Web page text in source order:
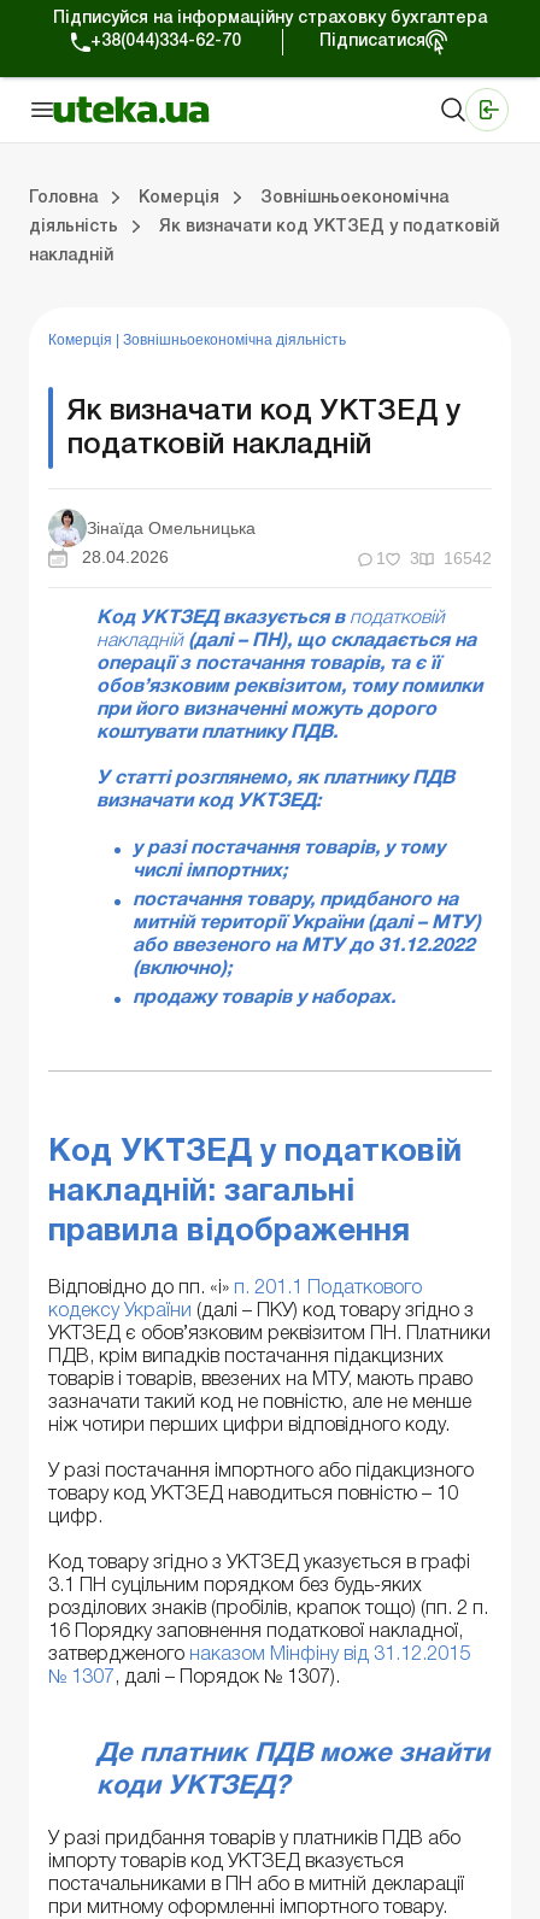
Підписуйся на інформаційну страховку бухгалтера
+38(044)334-62-70
Підписатися
Головна Комерція
Зовнішньоекономічна
діяльність
Як визначати код УКТЗЕД у податковій
накладній
Комерція Зовнішньоекономічна діяльність
Як визначати код УКТЗЕД у
податковій накладній
Зінаїда Омельницька
28.04.2026
1 3 16542
Код УКТЗЕД вказується в податковій
накладній(далі – ПН), що складається на
операції з постачання товарів, та є її
обов’язковим реквізитом, тому помилки
при його визначенні можуть дорого
коштувати платнику ПДВ.
У статті розглянемо, як платнику ПДВ
визначати код УКТЗЕД:
у разі постачання товарів, у тому
числі імпортних;
постачання товару, придбаного на
митній території України (далі – МТУ)
або ввезеного на МТУ до 31.12.2022
(включно);
продажу товарів у наборах.
Код УКТЗЕД у податковій
накладній: загальні
правила відображення
Відповідно до пп. «і» п. 201.1 Податкового
кодексу України (далі – ПКУ) код товару згідно з
УКТЗЕД є обов’язковим реквізитом ПН. Платники
ПДВ, крім випадків постачання підакцизних
товарів і товарів, ввезених на МТУ, мають право
зазначати такий код не повністю, але не менше
ніж чотири перших цифри відповідного коду.
У разі постачання імпортного або підакцизного
товару код УКТЗЕД наводиться повністю – 10
цифр.
Код товару згідно з УКТЗЕД указується в графі
3.1 ПН суцільним порядком без будь-яких
розділових знаків (пробілів, крапок тощо) (пп. 2 п.
16 Порядку заповнення податкової накладної,
затвердженого наказом Мінфіну від 31.12.2015
№ 1307 , далі – Порядок № 1307).
Де платник ПДВ може знайти
коди УКТЗЕД?
У разі придбання товарів у платників ПДВ або
імпорту товарів код УКТЗЕД вказується
постачальниками в ПН або в митній декларації
при митному оформленні імпортного товару.